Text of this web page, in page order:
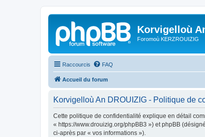
Korvigelloù
Foromoù KERZROUIZIG
Raccourcis FAQ
Accueil du forum
Korvigelloù An DROUIZIG - Politique de
Cette politique de confidentialité explique en détail
« https://www.drouizig.org/phpBB3 ») et phpBB
ci-après par « vos informations »).